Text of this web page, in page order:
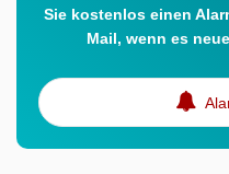
Sie kostenlos einen
Mail, wenn es